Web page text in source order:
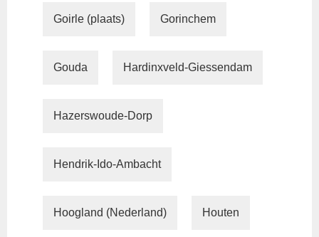
Goirle (plaats) Gorinchem
Gouda Hardinxveld-Giessendam
Hazerswoude-Dorp
Hendrik-Ido-Ambacht
Hoogland (Nederland) Houten